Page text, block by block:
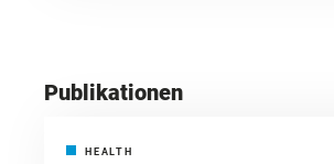
Publikationen
HEALTH